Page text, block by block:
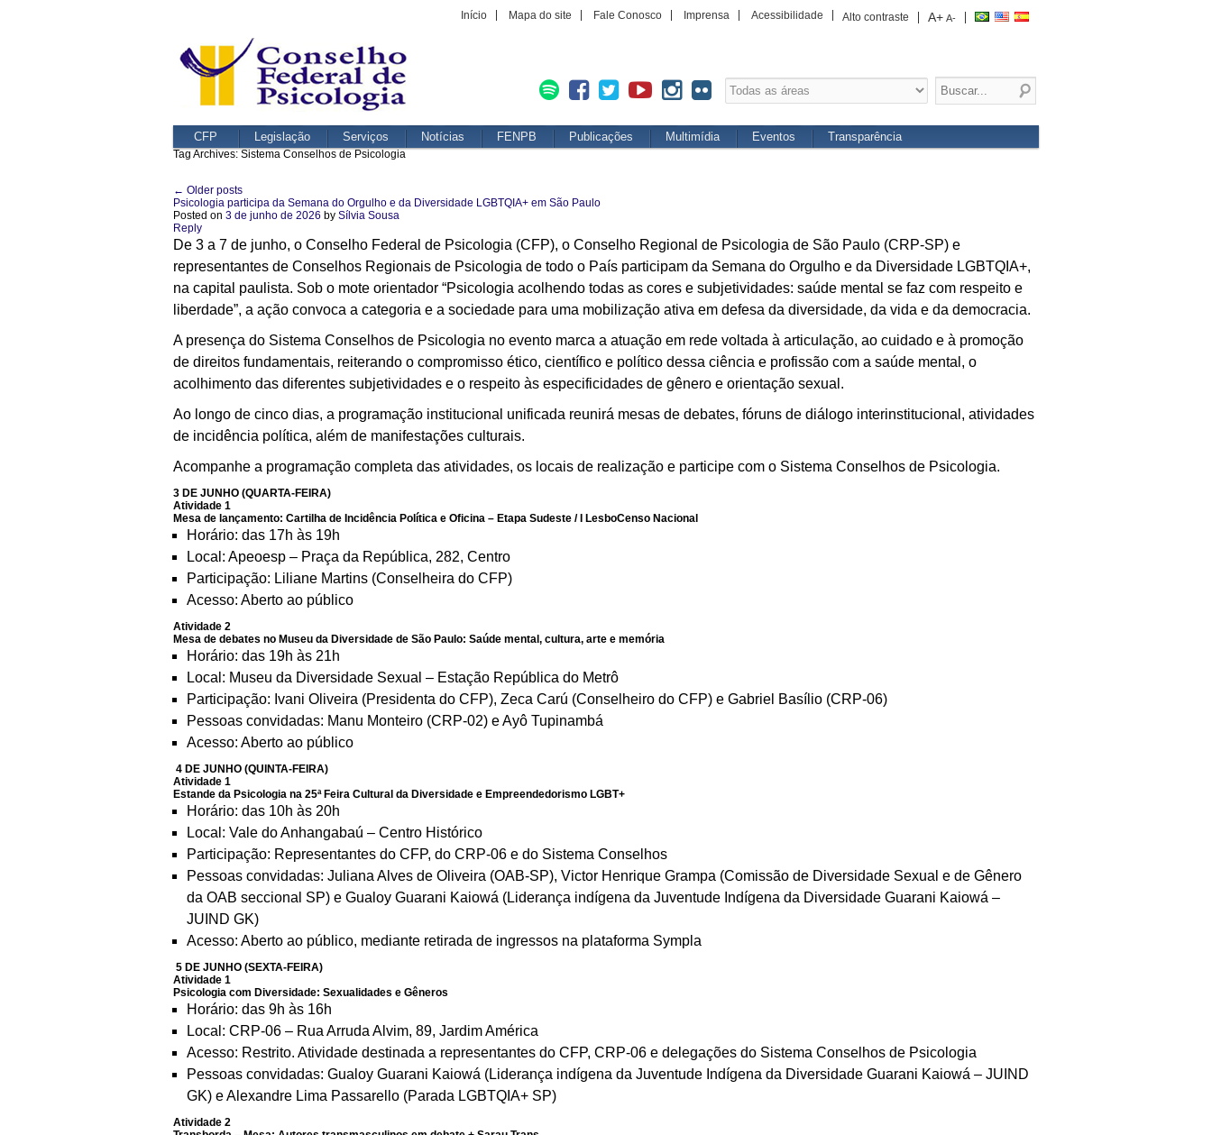
A+ A-
Alto contraste
Início Mapa do site Fale Conosco Imprensa Acessibilidade
CFP Legislação Serviços Notícias FENPB Publicações Multimídia Eventos Transparência
Tag Archives: Sistema Conselhos de Psicologia
Post navigation
← Older posts
Psicologia participa da Semana do Orgulho e da Diversidade LGBTQIA+ em São Paulo
Posted on 3 de junho de 2026 by Sílvia Sousa
Reply
De 3 a 7 de junho, o Conselho Federal de Psicologia (CFP), o Conselho Regional de Psicologia de São Paulo (CRP-SP) e
representantes de Conselhos Regionais de Psicologia de todo o País participam da Semana do Orgulho e da Diversidade LGBTQIA+,
na capital paulista. Sob o mote orientador “Psicologia acolhendo todas as cores e subjetividades: saúde mental se faz com respeito e
liberdade”, a ação convoca a categoria e a sociedade para uma mobilização ativa em defesa da diversidade, da vida e da democracia.
A presença do Sistema Conselhos de Psicologia no evento marca a atuação em rede voltada à articulação, ao cuidado e à promoção
de direitos fundamentais, reiterando o compromisso ético, científico e político dessa ciência e profissão com a saúde mental, o
acolhimento das diferentes subjetividades e o respeito às especificidades de gênero e orientação sexual.
Ao longo de cinco dias, a programação institucional unificada reunirá mesas de debates, fóruns de diálogo interinstitucional, atividades
de incidência política, além de manifestações culturais.
Acompanhe a programação completa das atividades, os locais de realização e participe com o Sistema Conselhos de Psicologia.
3 DE JUNHO (QUARTA-FEIRA)
Atividade 1
Mesa de lançamento: Cartilha de Incidência Política e Oficina – Etapa Sudeste / I LesboCenso Nacional
Horário: das 17h às 19h
Local: Apeoesp – Praça da República, 282, Centro
Participação: Liliane Martins (Conselheira do CFP)
Acesso: Aberto ao público
Atividade 2
Mesa de debates no Museu da Diversidade de São Paulo: Saúde mental, cultura, arte e memória
Horário: das 19h às 21h
Local: Museu da Diversidade Sexual – Estação República do Metrô
Participação: Ivani Oliveira (Presidenta do CFP), Zeca Carú (Conselheiro do CFP) e Gabriel Basílio (CRP-06)
Pessoas convidadas: Manu Monteiro (CRP-02) e Ayô Tupinambá
Acesso: Aberto ao público
4 DE JUNHO (QUINTA-FEIRA)
Atividade 1
Estande da Psicologia na 25ª Feira Cultural da Diversidade e Empreendedorismo LGBT+
Horário: das 10h às 20h
Local: Vale do Anhangabaú – Centro Histórico
Participação: Representantes do CFP, do CRP-06 e do Sistema Conselhos
Pessoas convidadas: Juliana Alves de Oliveira (OAB-SP), Victor Henrique Grampa (Comissão de Diversidade Sexual e de Gênero
da OAB seccional SP) e Gualoy Guarani Kaiowá (Liderança indígena da Juventude Indígena da Diversidade Guarani Kaiowá –
JUIND GK)
Acesso: Aberto ao público, mediante retirada de ingressos na plataforma Sympla
5 DE JUNHO (SEXTA-FEIRA)
Atividade 1
Psicologia com Diversidade: Sexualidades e Gêneros
Horário: das 9h às 16h
Local: CRP-06 – Rua Arruda Alvim, 89, Jardim América
Acesso: Restrito. Atividade destinada a representantes do CFP, CRP-06 e delegações do Sistema Conselhos de Psicologia
Pessoas convidadas: Gualoy Guarani Kaiowá (Liderança indígena da Juventude Indígena da Diversidade Guarani Kaiowá – JUIND
GK) e Alexandre Lima Passarello (Parada LGBTQIA+ SP)
Atividade 2